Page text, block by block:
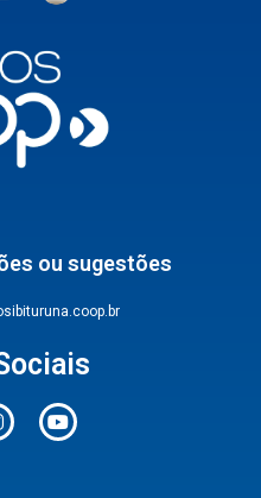
ou sugestões